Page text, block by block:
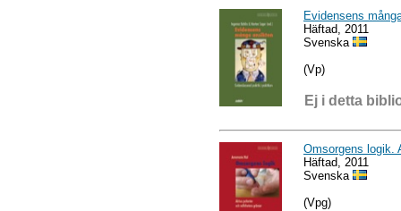
Evidensens
Häftad, 2011
Svenska
(Vp)
Ej i detta
Omsorgens logik.
Häftad, 2011
Svenska
(Vpg)